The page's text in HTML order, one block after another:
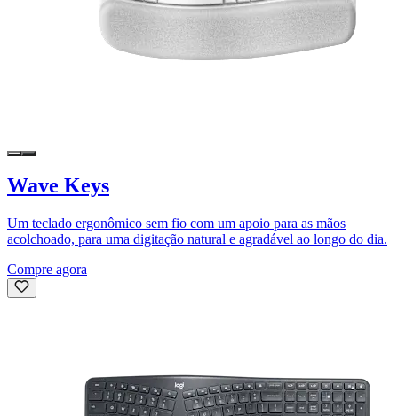
Wave Keys
Um teclado ergonômico sem fio com um apoio para as mãos
acolchoado, para uma digitação natural e agradável ao longo do dia.
Compre agora